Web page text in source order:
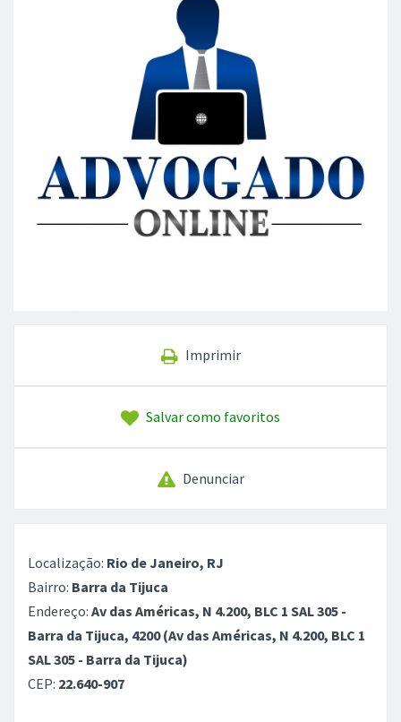
Imprimir
Salvar como favoritos
Denunciar
Localização: Rio de Janeiro, RJ
Bairro: Barra da Tijuca
Endereço: Av das Américas, N 4.200, BLC 1 SAL 305 -
Barra da Tijuca, 4200 (Av das Américas, N 4.200, BLC 1
SAL 305 - Barra da Tijuca)
CEP: 22.640-907